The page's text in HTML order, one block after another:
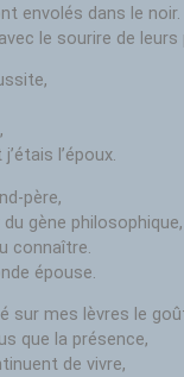
envolés dans le noir.
le sourire de leurs
l’époux.
père,
gène philosophique,
connaître.
épouse.
mes lèvres le
que la présence,
de vivre,